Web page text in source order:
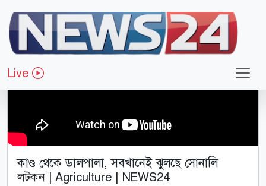
Live
কাণ্ড থেকে ডালপালা, সবখানেই ঝুলছে সোনালি
লটকন | Agriculture | NEWS24